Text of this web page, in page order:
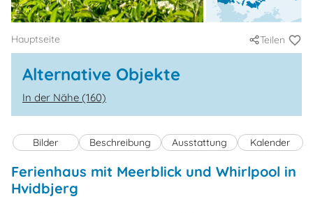
Hauptseite Teilen
Alternative Objekte
In der Nähe (160)
Bilder Beschreibung Ausstattung Kalender
Ferienhaus mit Meerblick und Whirlpool in
Hvidbjerg